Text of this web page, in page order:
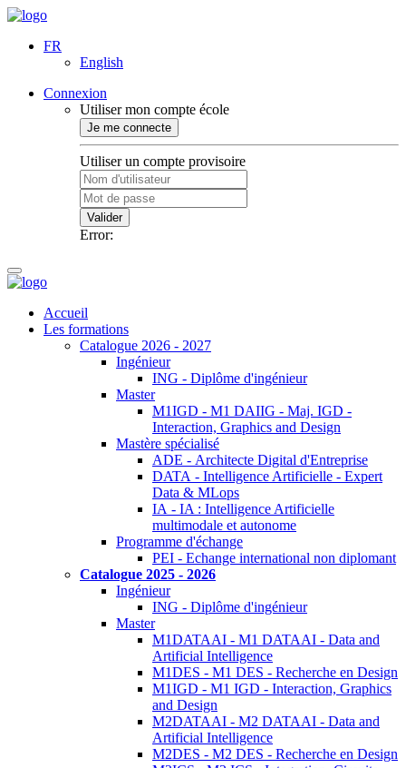
FR
English
Connexion
Utiliser mon compte école
Je me connecte
Utiliser un compte provisoire
Valider
Error:
Accueil
Les formations
Catalogue 2026 - 2027
Ingénieur
ING - Diplôme d'ingénieur
Master
M1IGD - M1 DAIIG - Maj. IGD -
Interaction, Graphics and Design
Mastère spécialisé
ADE - Architecte Digital d'Entreprise
DATA - Intelligence Artificielle - Expert
Data & MLops
IA - IA : Intelligence Artificielle
multimodale et autonome
Programme d'échange
PEI - Echange international non diplomant
Catalogue 2025 - 2026
Ingénieur
ING - Diplôme d'ingénieur
Master
M1DATAAI - M1 DATAAI - Data and
Artificial Intelligence
M1DES - M1 DES - Recherche en Design
M1IGD - M1 IGD - Interaction, Graphics
and Design
M2DATAAI - M2 DATAAI - Data and
Artificial Intelligence
M2DES - M2 DES - Recherche en Design